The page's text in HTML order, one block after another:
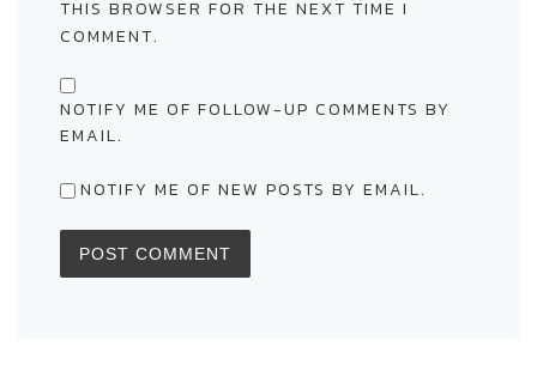
THIS BROWSER FOR THE NEXT TIME I
COMMENT.
NOTIFY ME OF FOLLOW-UP COMMENTS BY
EMAIL.
NOTIFY ME OF NEW POSTS BY EMAIL.